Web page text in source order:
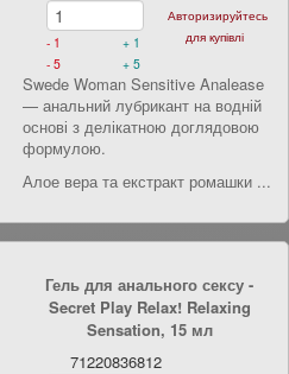
+ 1
- 1
- 5
+ 5
Авторизируйтесь
для купівлі
Swede Woman Sensitive Analease
— анальний лубрикант на водній
основі з делікатною доглядовою
формулою.
Алое вера та екстракт ромашки ...
Гель для анального сексу -
Secret Play Relax! Relaxing
Sensation, 15 мл
71220836812